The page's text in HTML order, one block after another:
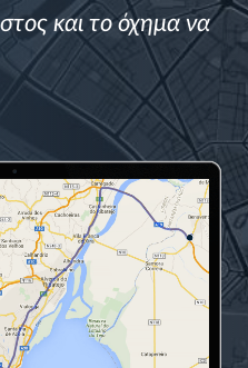
των
και το όχημα να